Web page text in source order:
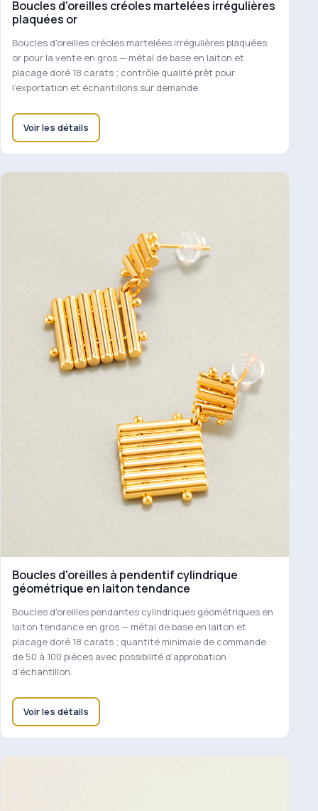
Boucles d'oreilles créoles martelées irrégulières
plaquées or
Boucles d'oreilles créoles martelées irrégulières plaquées
or pour la vente en gros — métal de base en laiton et
placage doré 18 carats ; contrôle qualité prêt pour
l'exportation et échantillons sur demande.
Voir les détails
Boucles d'oreilles à pendentif cylindrique
géométrique en laiton tendance
Boucles d'oreilles pendantes cylindriques géométriques en
laiton tendance en gros — métal de base en laiton et
placage doré 18 carats ; quantité minimale de commande
de 50 à 100 pièces avec possibilité d'approbation
d'échantillon.
Voir les détails